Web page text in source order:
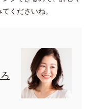
くださいね。